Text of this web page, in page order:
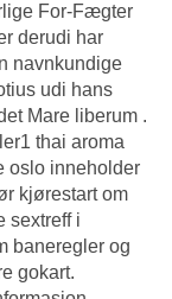
For-Fægter
derudi har
navnkundige
udi hans
Mare liberum .
thai aroma
oslo inneholder
kjørestart om
sextreff i
baneregler og
gokart.